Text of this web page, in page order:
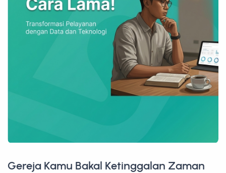
Gereja Kamu Bakal Ketinggalan Zaman